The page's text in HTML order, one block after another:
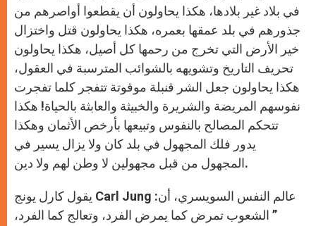
في بلاد غير بلادها، هكذا يحاولون أن يقطعوا أواصرهم من
جذورهم في بلد عمقها بعمره، هكذا يحاولون قتل واختزال
خير الأرض التي تخرج من رحمها كل أصيل، هكذا يحاولون
تحريف التاريخ وتشويهه بالشوائب المترسبة في العقول،
هكذا يحاولون جعل الشر قنبلة موقوتة تتفجر كلما تفجرت
نفوسهم المريضة والشريرة والخبيثة والعابثة بالحياة! هكذا
تتحكم المصالح بالنفوس وتبيعها بأرخص الأثمان وهكذا
يدور فلك المجهول في بلد كان ولا يزال يسير في
المجهول من قبل مجهولين لا وطن لهم ولا دين.
يقول كارل يونج Carl Jung عالم النفس السويسري، أن:
” الشعوب تمرض كما يمرض الفرد، وتعالج كما الفرد،